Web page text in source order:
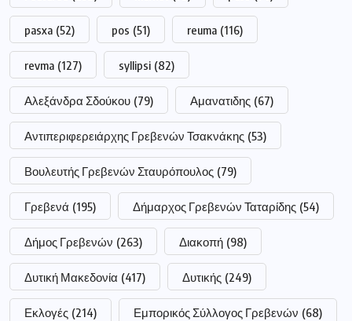
pasxa (52) pos (51) reuma (116)
revma (127) syllipsi (82)
Αλεξάνδρα Σδούκου (79) Αμανατιδης (67)
Αντιπεριφερειάρχης Γρεβενών Τσακνάκης (53)
Βουλευτής Γρεβενών Σταυρόπουλος (79)
Γρεβενά (195) Δήμαρχος Γρεβενών Ταταρίδης (54)
Δήμος Γρεβενών (263) Διακοπή (98)
Δυτική Μακεδονία (417) Δυτικής (249)
Εκλογές (214) Εμπορικός Σύλλογος Γρεβενών (68)